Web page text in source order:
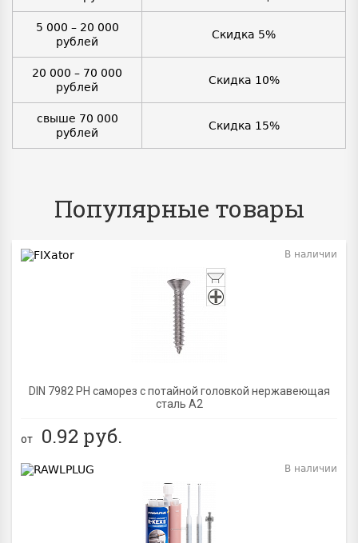
5 000 – 20 000
рублей
Скидка 5%
20 000 – 70 000
рублей
Скидка 10%
свыше 70 000
рублей
Скидка 15%
Популярные товары
DIN 7982 PH саморез с потайной головкой нержавеющая
сталь A2
В наличии
от 0.92 руб.
В наличии